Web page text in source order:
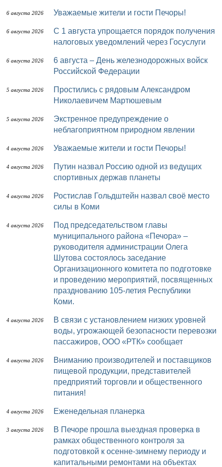
6 августа 2026 Уважаемые жители и гости Печоры!
6 августа 2026
С 1 августа упрощается порядок получения
налоговых уведомлений через Госуслуги
6 августа 2026
6 августа – День железнодорожных войск
Российской Федерации
5 августа 2026
Простились с рядовым Александром
Николаевичем Мартюшевым
5 августа 2026
Экстренное предупреждение о
неблагоприятном природном явлении
4 августа 2026 Уважаемые жители и гости Печоры!
4 августа 2026
Путин назвал Россию одной из ведущих
спортивных держав планеты
4 августа 2026
Ростислав Гольдштейн назвал своё место
силы в Коми
4 августа 2026
Под председательством главы
муниципального района «Печора» –
руководителя администрации Олега
Шутова состоялось заседание
Организационного комитета по подготовке
и проведению мероприятий, посвященных
празднованию 105-летия Республики
Коми.
4 августа 2026
В связи с установлением низких уровней
воды, угрожающей безопасности перевозки
пассажиров, ООО «РТК» сообщает
4 августа 2026
Вниманию производителей и поставщиков
пищевой продукции, представителей
предприятий торговли и общественного
питания!
4 августа 2026 Еженедельная планерка
3 августа 2026
В Печоре прошла выездная проверка в
рамках общественного контроля за
подготовкой к осенне-зимнему периоду и
капитальными ремонтами на объектах